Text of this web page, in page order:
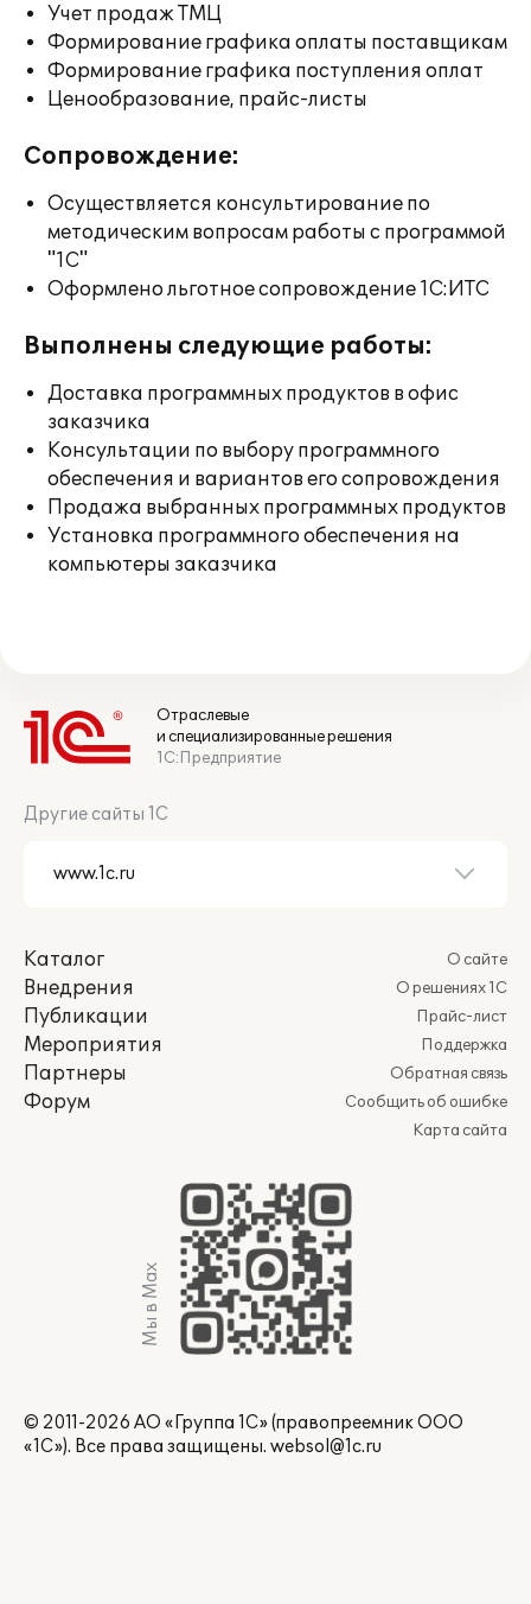
Учет продаж ТМЦ
Формирование графика оплаты поставщикам
Формирование графика поступления оплат
Ценообразование, прайс-листы
Сопровождение:
Осуществляется консультирование по
методическим вопросам работы с программой
"1С"
Оформлено льготное сопровождение 1С:ИТС
Выполнены следующие работы:
Доставка программных продуктов в офис
заказчика
Консультации по выбору программного
обеспечения и вариантов его сопровождения
Продажа выбранных программных продуктов
Установка программного обеспечения на
компьютеры заказчика
Отраслевые
и специализированные решения
1С:Предприятие
Другие сайты 1С
Каталог
Внедрения
Публикации
Мероприятия
Партнеры
Форум
О сайте
О решениях 1С
Прайс-лист
Поддержка
Обратная связь
Сообщить об ошибке
Карта сайта
Мы в Max
© 2011-2026 АО «Группа 1С» (правопреемник ООО
«1С»). Все права защищены. websol@1c.ru